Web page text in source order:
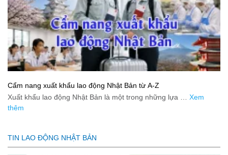
Cẩm nang xuất khẩu lao động Nhật Bản từ A-Z
Xuất khẩu lao động Nhật Bản là một trong những lựa … Xem
thêm
TIN LAO ĐỘNG NHẬT BẢN